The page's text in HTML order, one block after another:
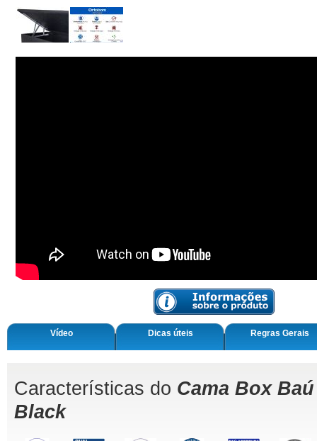
Vídeo Dicas úteis Regras Gerais
Características do Cama Box
Black